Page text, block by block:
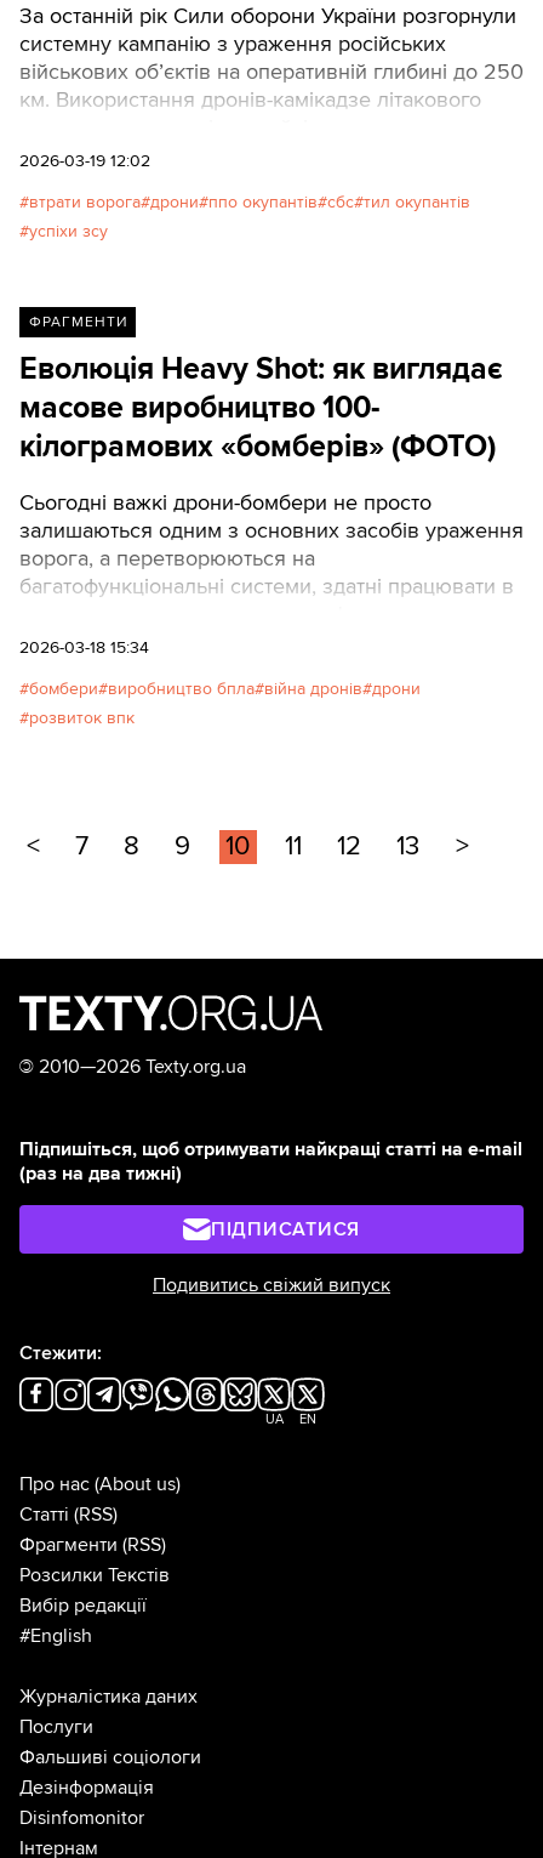
За останній рік Сили оборони України розгорнули
системну кампанію з ураження російських
військових об’єктів на оперативній глибині до 250
км. Використання дронів-камікадзе літакового
українським підрозділам частково зайти в нішу
протиповітряну оборону окупантів.
2026-03-19 12:02
втрати ворога дрони ппо окупантів сбс тил окупантів
успіхи зсу
ФРАГМЕНТИ
Еволюція Heavy Shot: як виглядає
масове виробництво 100-
кілограмових «бомберів» (ФОТО)
Сьогодні важкі дрони-бомбери не просто
залишаються одним з основних засобів ураження
ворога, а перетворюються на
багатофункціональні системи, здатні працювати в
2026-03-18 15:34
бомбери виробництво бпла війна дронів дрони
розвиток впк
< 7 8 9 10 11 12 13 >
© 2010—2026 Texty.org.ua
Підпишіться, щоб отримувати найкращі статті на e-mail
(раз на два тижні)
ПІДПИСАТИСЯ
Подивитись свіжий випуск
Стежити:
UA EN
Про нас (About us)
Статті (RSS)
Фрагменти (RSS)
Розсилки Текстів
Вибір редакції
#English
Журналістика даних
Послуги
Фальшиві соціологи
Дезінформація
Disinfomonitor
Інтернам